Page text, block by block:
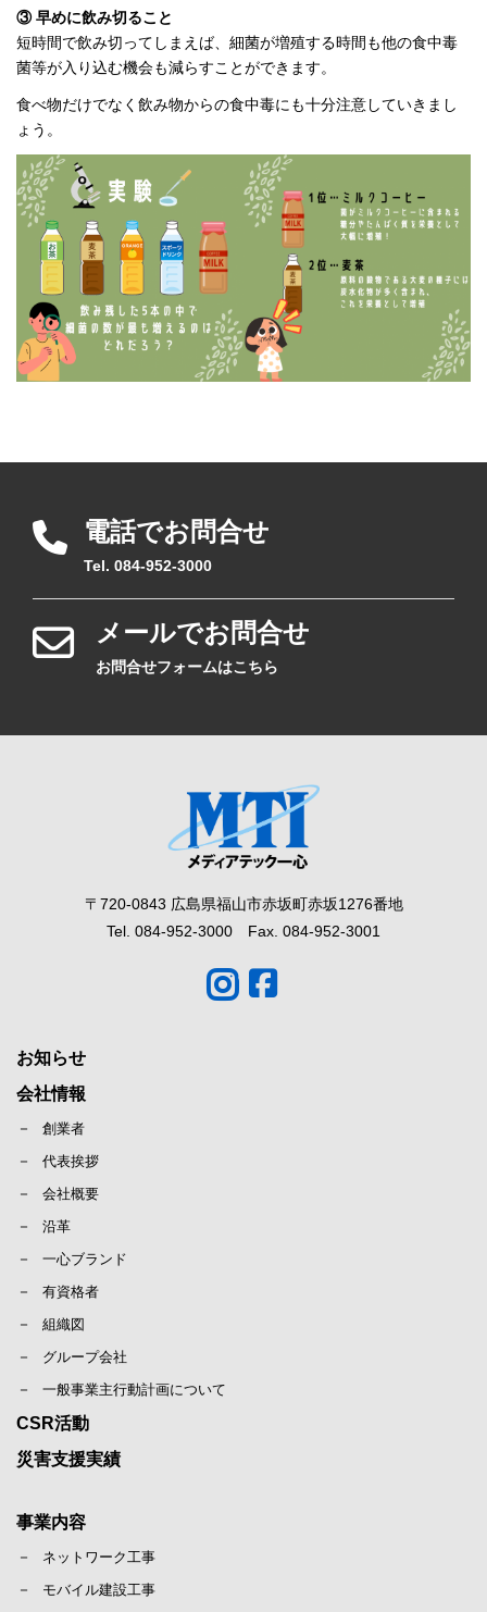
③ 早めに飲み切ること
短時間で飲み切ってしまえば、細菌が増殖する時間も他の食中毒
菌等が入り込む機会も減らすことができます。
食べ物だけでなく飲み物からの食中毒にも十分注意していきまし
ょう。
電話でお問合せ
Tel. 084-952-3000
メールでお問合せ
お問合せフォームはこちら
〒720-0843 広島県福山市赤坂町赤坂1276番地
Tel. 084-952-3000 Fax. 084-952-3001
お知らせ
会社情報
創業者
代表挨拶
会社概要
沿革
一心ブランド
有資格者
組織図
グループ会社
一般事業主行動計画について
CSR活動
災害支援実績
事業内容
ネットワーク工事
モバイル建設工事